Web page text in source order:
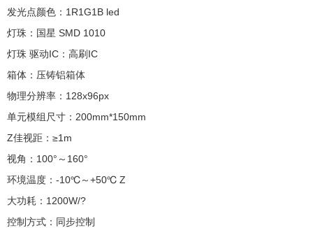
发光点颜色：1R1G1B led
灯珠：国星 SMD 1010
灯珠 驱动IC：高刷IC
箱体：压铸铝箱体
物理分辨率：128x96px
单元模组尺寸：200mm*150mm
Z佳视距：≥1m
视角：100°～160°
环境温度：-10℃～+50℃ Z
大功耗：1200W/?
控制方式：同步控制